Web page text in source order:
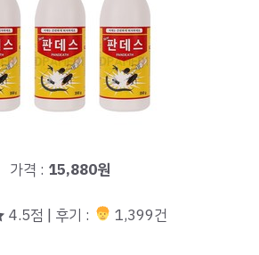
가격 : 15,880원
4.5점 | 후기 : 1,399건